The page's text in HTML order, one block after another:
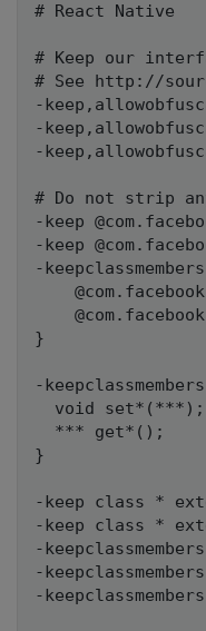
# React Native
# Keep our
# See http://
-
-
-
# Do not strip
-keep
-keep
-
}
-
  void set*(***);
  *** get*();
}
-keep class *
-keep class *
-
-
-